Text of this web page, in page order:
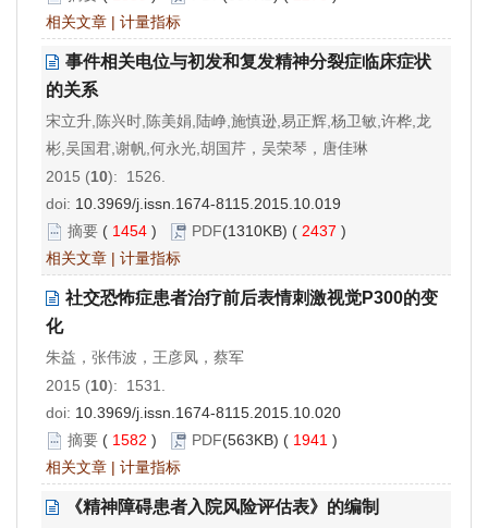
相关文章 | 计量指标
事件相关电位与初发和复发精神分裂症临床症状
的关系
宋立升,陈兴时,陈美娟,陆峥,施慎逊,易正辉,杨卫敏,许桦,龙
彬,吴国君,谢帆,何永光,胡国芹，吴荣琴，唐佳琳
2015 (10): 1526.
doi: 10.3969/j.issn.1674-8115.2015.10.019
摘要 ( 1454 ) PDF(1310KB) ( 2437 )
相关文章 | 计量指标
社交恐怖症患者治疗前后表情刺激视觉P300的变
化
朱益，张伟波，王彦凤，蔡军
2015 (10): 1531.
doi: 10.3969/j.issn.1674-8115.2015.10.020
摘要 ( 1582 ) PDF(563KB) ( 1941 )
相关文章 | 计量指标
《精神障碍患者入院风险评估表》的编制